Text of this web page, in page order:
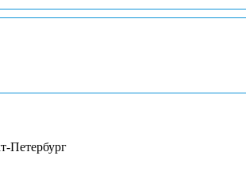
Петербург